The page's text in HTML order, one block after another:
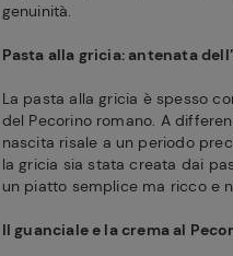
genuinità.
Pasta alla gricia: antenata
La pasta alla gricia è spesso
del Pecorino romano. A
nascita risale a un periodo
la gricia sia stata creata dai
un piatto semplice ma ricco e
Il guanciale e la crema al